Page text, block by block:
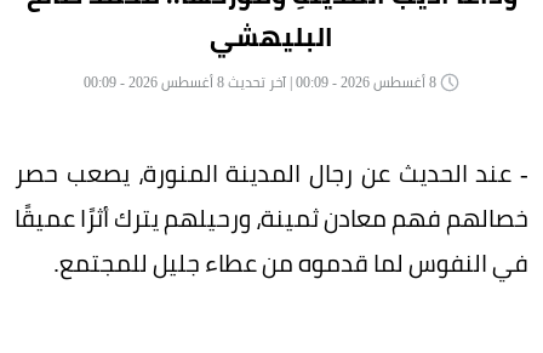
البليهشي
- عند الحديث عن رجال المدينة المنورة، يصعب حصر
خصالهم فهم معادن ثمينة، ورحيلهم يترك أثرًا عميقًا
في النفوس لما قدموه من عطاء جليل للمجتمع.